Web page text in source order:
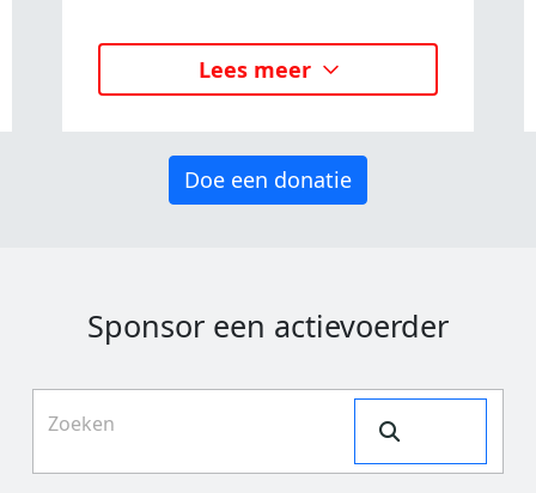
Lees meer
Doe een donatie
Sponsor een actievoerder